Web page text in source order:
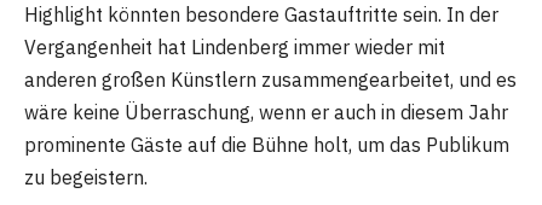
Highlight könnten besondere Gastauftritte sein. In der
Vergangenheit hat Lindenberg immer wieder mit
anderen großen Künstlern zusammengearbeitet, und es
wäre keine Überraschung, wenn er auch in diesem Jahr
prominente Gäste auf die Bühne holt, um das Publikum
zu begeistern.